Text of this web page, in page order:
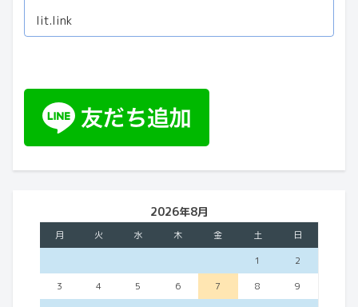
lit.link
2026年8月
月 火 水 木 金 土
日
1
2
3
4 5 6 7 8
9